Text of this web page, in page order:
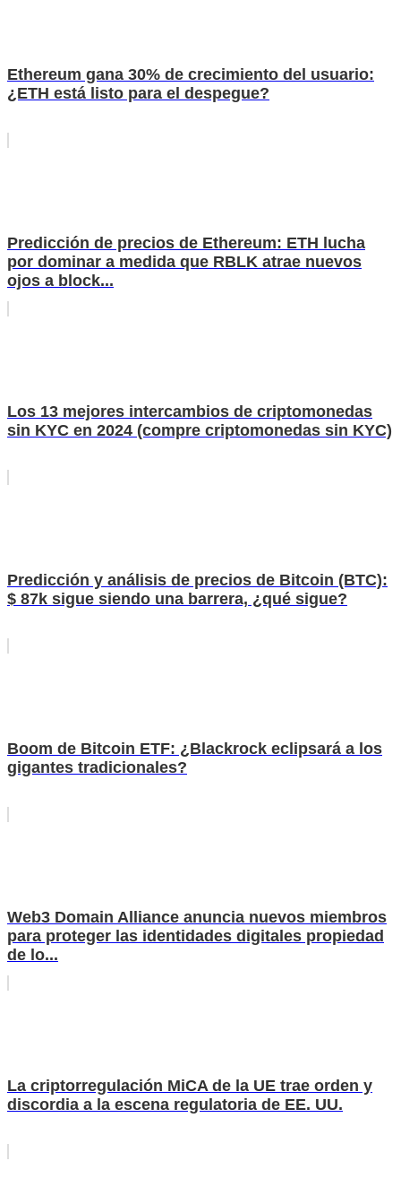
Ethereum gana 30% de crecimiento del usuario:
¿ETH está listo para el despegue?
Predicción de precios de Ethereum: ETH lucha
por dominar a medida que RBLK atrae nuevos
ojos a block...
Los 13 mejores intercambios de criptomonedas
sin KYC en 2024 (compre criptomonedas sin KYC)
Predicción y análisis de precios de Bitcoin (BTC):
$ 87k sigue siendo una barrera, ¿qué sigue?
Boom de Bitcoin ETF: ¿Blackrock eclipsará a los
gigantes tradicionales?
Web3 Domain Alliance anuncia nuevos miembros
para proteger las identidades digitales propiedad
de lo...
La criptorregulación MiCA de la UE trae orden y
discordia a la escena regulatoria de EE. UU.